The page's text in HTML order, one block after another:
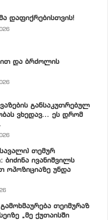
ამჟამინდელი
რელიგიად
საუკუნეების წინ გახდა
ორგანული ნაწილი.
კი დააგვირგვინა
მსოფლიოს
სახელმწიფოდ,
გადაარჩინა
ცივილიზებული
ერის
თავისი კულტურა,
სახელმწიფო, სადაც
დაფიქრებისთვის!
და ბრძოლის
განსაკუთრებულ
ვხედავ… ეს დრომ
თემურ
ბიძინა ივანიშვილს
ოპოზიციაზე უნდა
თეიმურაზ
„მე ქუთაისში